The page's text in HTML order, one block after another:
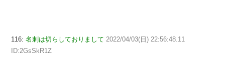
116: 名刺は切らしておりまして 2022/04/03(日) 22:56:48.11
ID:2GsSkR1Z